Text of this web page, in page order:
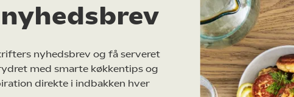
nyhedsbrev og få serveret
med smarte køkkentips og
direkte i indbakken hver